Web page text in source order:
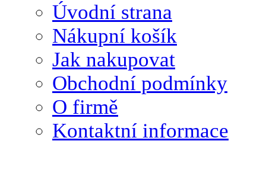
Úvodní strana
Nákupní košík
Jak nakupovat
Obchodní podmínky
O firmě
Kontaktní informace